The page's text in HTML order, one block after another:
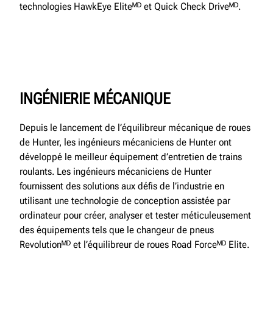
technologies HawkEye Eliteᴹᴰ et Quick Check Driveᴹᴰ.
INGÉNIERIE MÉCANIQUE
Depuis le lancement de l’équilibreur mécanique de roues
de Hunter, les ingénieurs mécaniciens de Hunter ont
développé le meilleur équipement d’entretien de trains
roulants. Les ingénieurs mécaniciens de Hunter
fournissent des solutions aux défis de l’industrie en
utilisant une technologie de conception assistée par
ordinateur pour créer, analyser et tester méticuleusement
des équipements tels que le changeur de pneus
Revolutionᴹᴰ et l’équilibreur de roues Road Forceᴹᴰ Elite.